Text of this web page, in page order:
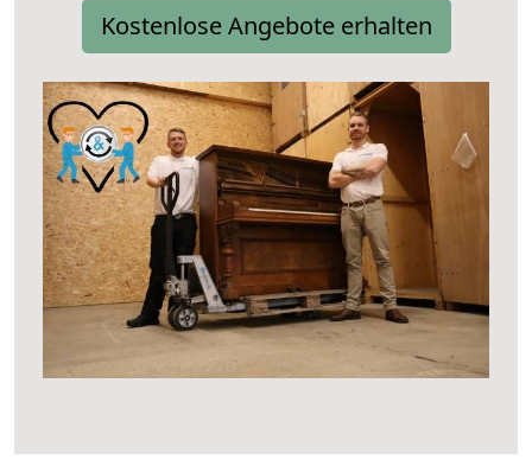
Kostenlose Angebote erhalten